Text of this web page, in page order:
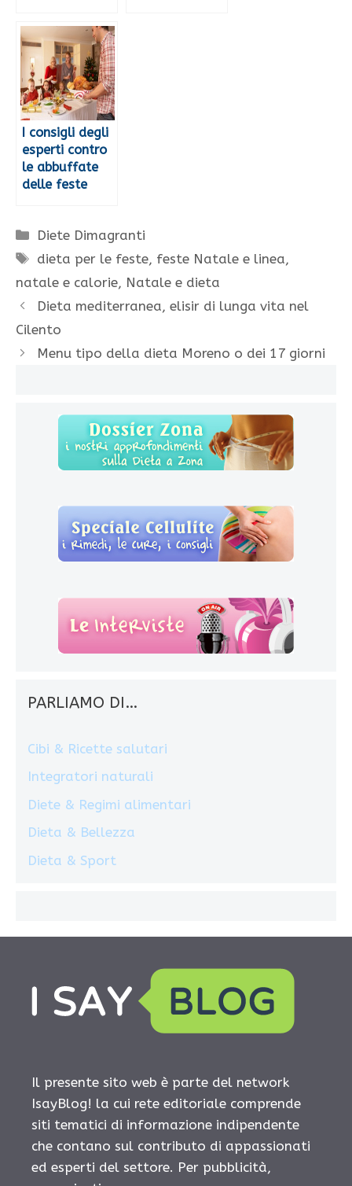
I consigli degli
esperti contro
le abbuffate
delle feste
Categorie
Diete Dimagranti
Tag
dieta per le feste, feste Natale e linea,
natale e calorie, Natale e dieta
Dieta mediterranea, elisir di lunga vita nel
Cilento
Menu tipo della dieta Moreno o dei 17 giorni
PARLIAMO DI…
Cibi & Ricette salutari
Integratori naturali
Diete & Regimi alimentari
Dieta & Bellezza
Dieta & Sport
Il presente sito web è parte del network
IsayBlog! la cui rete editoriale comprende
siti tematici di informazione indipendente
che contano sul contributo di appassionati
ed esperti del settore. Per pubblicità,